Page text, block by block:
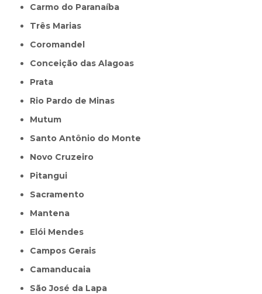
Carmo do Paranaíba
Três Marias
Coromandel
Conceição das Alagoas
Prata
Rio Pardo de Minas
Mutum
Santo Antônio do Monte
Novo Cruzeiro
Pitangui
Sacramento
Mantena
Elói Mendes
Campos Gerais
Camanducaia
São José da Lapa